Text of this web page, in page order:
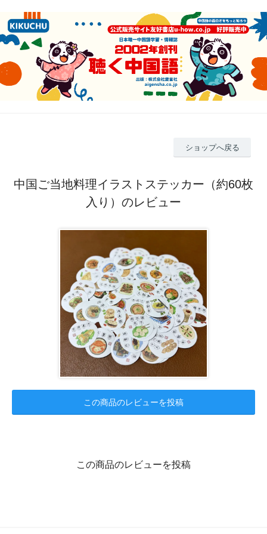
ショップへ戻る
中国ご当地料理イラストステッカー（約60枚
入り）のレビュー
この商品のレビューを投稿
この商品のレビューを投稿